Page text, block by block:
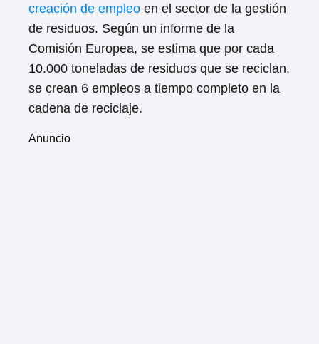
creación de empleo en el sector de la gestión
de residuos. Según un informe de la
Comisión Europea, se estima que por cada
10.000 toneladas de residuos que se reciclan,
se crean 6 empleos a tiempo completo en la
cadena de reciclaje.
Anuncio